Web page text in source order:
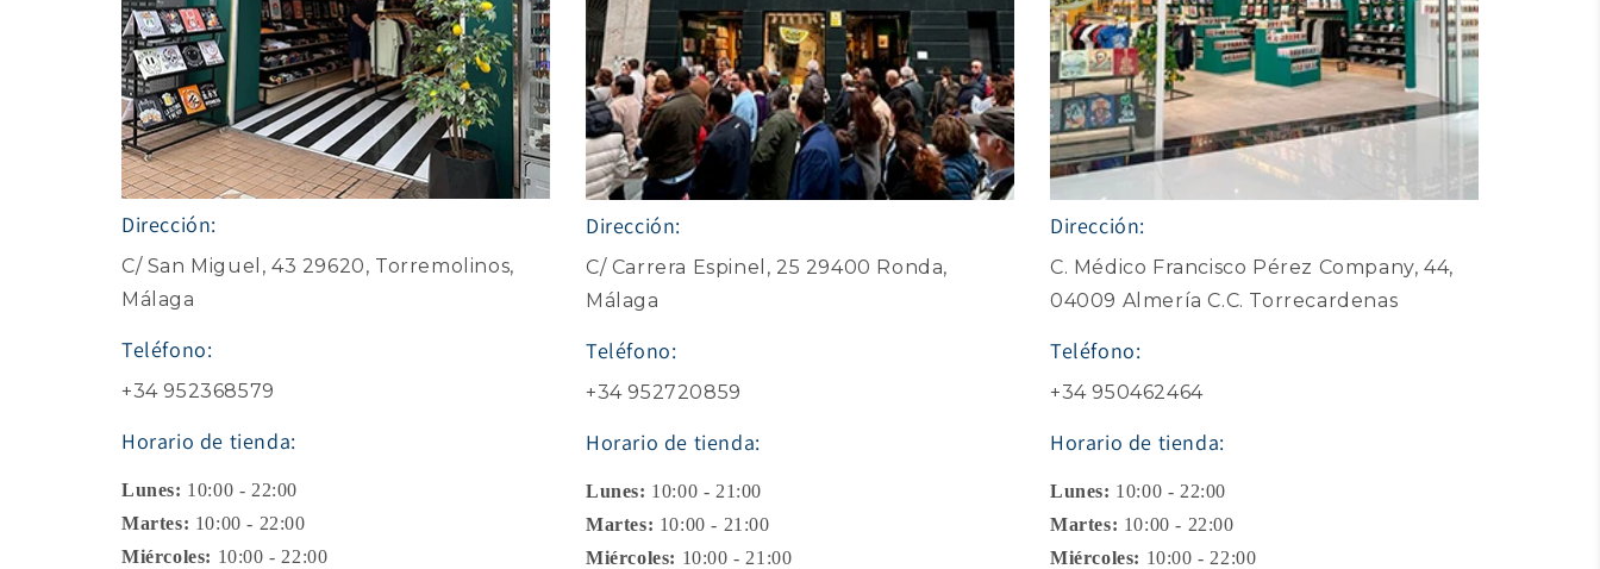
Dirección:
C/ San Miguel, 43 29620, Torremolinos,
Málaga
Teléfono:
+34 952368579
Horario de tienda:
Lunes: 10:00 - 22:00
Martes: 10:00 - 22:00
Miércoles: 10:00 - 22:00
Dirección:
C/ Carrera Espinel, 25 29400 Ronda,
Málaga
Teléfono:
+34 952720859
Horario de tienda:
Lunes: 10:00 - 21:00
Martes: 10:00 - 21:00
Miércoles: 10:00 - 21:00
Dirección:
C. Médico Francisco Pérez Company, 44,
04009 Almería C.C. Torrecardenas
Teléfono:
+34 950462464
Horario de tienda:
Lunes: 10:00 - 22:00
Martes: 10:00 - 22:00
Miércoles: 10:00 - 22:00